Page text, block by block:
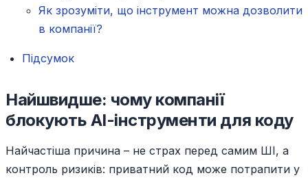
Як зрозуміти, що інструмент можна дозволити
в компанії?
Підсумок
Найшвидше: чому компанії
блокують AI-інструменти для коду
Найчастіша причина – не страх перед самим ШІ, а
контроль ризиків: приватний код може потрапити у